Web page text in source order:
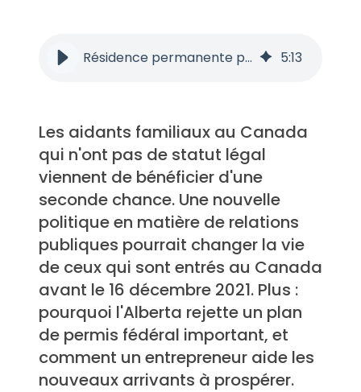
Résidence permanente pour aides familiaux sans statut au Canada 5:13
Les aidants familiaux au Canada
qui n'ont pas de statut légal
viennent de bénéficier d'une
seconde chance. Une nouvelle
politique en matière de relations
publiques pourrait changer la vie
de ceux qui sont entrés au Canada
avant le 16 décembre 2021. Plus :
pourquoi l'Alberta rejette un plan
de permis fédéral important, et
comment un entrepreneur aide les
nouveaux arrivants à prospérer.